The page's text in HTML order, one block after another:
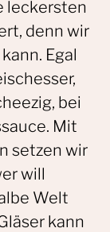
leckersten
denn wir
Egal
bei
Mit
setzen wir
will
Welt
kann